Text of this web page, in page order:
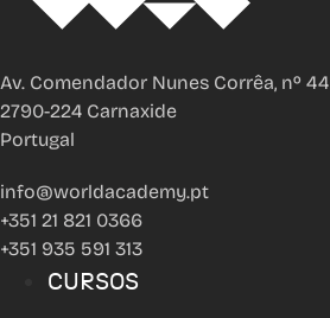
Av. Comendador Nunes Corrêa, nº 44
2790-224 Carnaxide
Portugal
info@worldacademy.pt
+351 21 821 0366
+351 935 591 313
CURSOS